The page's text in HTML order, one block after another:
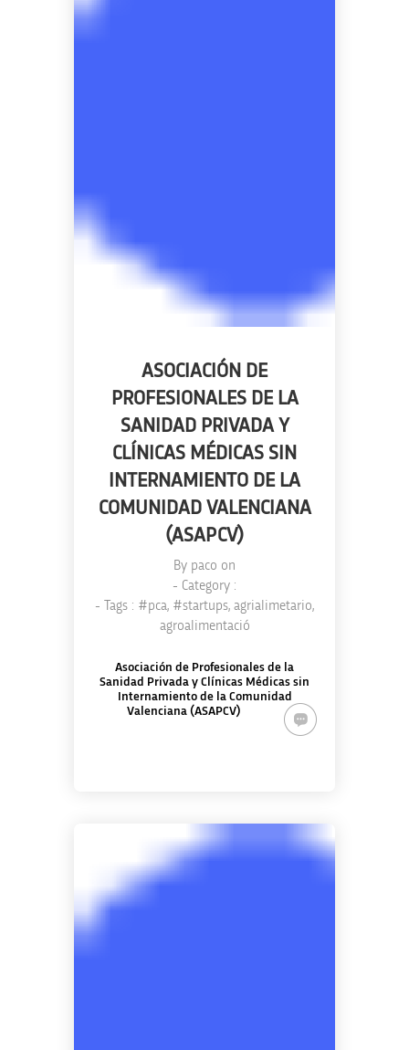
ASOCIACIÓN DE
PROFESIONALES DE LA
SANIDAD PRIVADA Y
CLÍNICAS MÉDICAS SIN
INTERNAMIENTO DE LA
COMUNIDAD VALENCIANA
(ASAPCV)
By paco on
- Category :
- Tags : #pca, #startups, agrialimetario,
agroalimentació
Asociación de Profesionales de la
Sanidad Privada y Clínicas Médicas sin
Internamiento de la Comunidad
Valenciana (ASAPCV)